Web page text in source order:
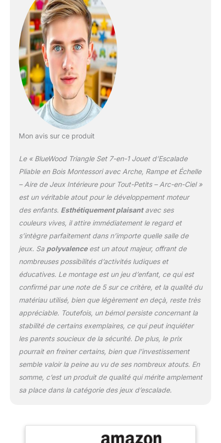
confortable chaise à
bascule Mode de jeu 7-
en-1 : Le Triangle
amélioré 2025 comprend
une échelle triangulaire,
une rampe et une échelle
en arche. Il permet à
votre enfant de créer au
moins 7 modes différents
pour encore plus de
est fabriqué en bois
certifié FSC, garantissant
la sécurité. Nos jouets
d’escalade pour tout-
petits respectent les
et CPSIA. La sécurité est
notre priorité absolue
Cadeau exclusif : Grâce à
la fidélité de chaque
client BlueWood, nous
offrons, pour une durée
limitée, des voitures en
bois uniques et de haute
qualité comme cadeau.
Elles accompagneront la
croissance de votre
enfant et doubleront le
plaisir de grandir Besoin
d’aide ? BlueWood
s’engage à fournir une
qualité de produit
exceptionnelle et une
offrons un service après-
vente 24h/24 et 7j/7 et
Mon avis sur ce produit
Le « BlueWood Triangle Set 7-en-1 Jouet d’Escalade
Pliable en Bois Montessori avec Arche, Rampe et Échelle
– Aire de Jeux Intérieure pour Tout-Petits – Arc-en-Ciel »
est un véritable atout pour le développement moteur
des enfants. Esthétiquement plaisantavec ses
couleurs vives, il attire immédiatement le regard et
s’intègre parfaitement dans n’importe quelle salle de
jeux. Sa polyvalenceest un atout majeur, offrant de
nombreuses possibilités d’activités ludiques et
éducatives. Le montage est un jeu d’enfant, ce qui est
confirmé par une note de 5 sur ce critère, et la qualité du
matériau utilisé, bien que légèrement en deçà, reste très
appréciable. Toutefois, un bémol persiste concernant la
stabilité de certains exemplaires, ce qui peut inquiéter
les parents soucieux de la sécurité. De plus, le prix
pourrait en freiner certains, bien que l’investissement
semble valoir la peine au vu de ses nombreux atouts. En
somme, c’est un produit de qualité qui mérite amplement
sa place dans la catégorie des jeux d’escalade.